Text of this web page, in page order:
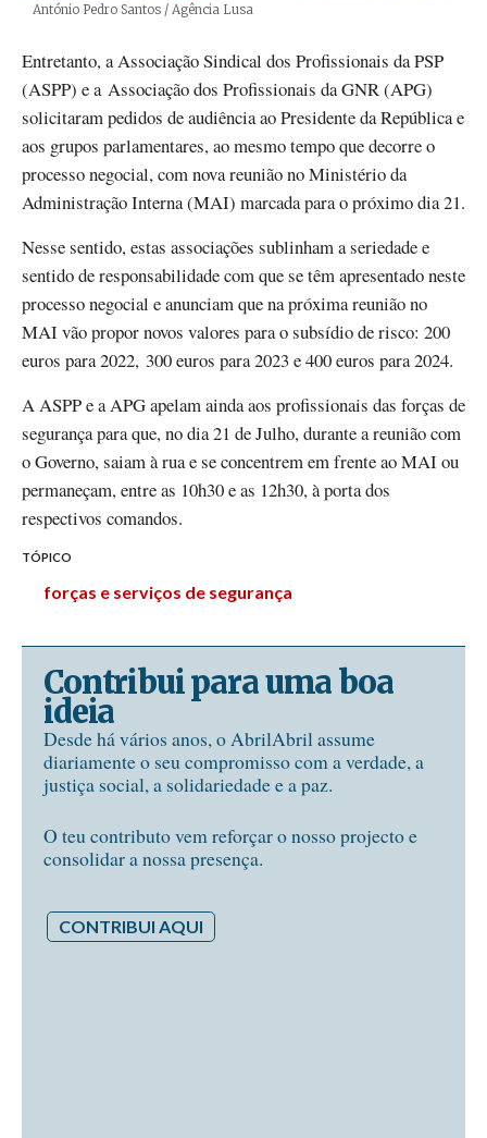
Créditos
António Pedro Santos / Agência Lusa
Entretanto, a Associação Sindical dos Profissionais da PSP
(ASPP) e a Associação dos Profissionais da GNR (APG)
solicitaram pedidos de audiência ao Presidente da República e
aos grupos parlamentares, ao mesmo tempo que decorre o
processo negocial, com nova reunião no Ministério da
Administração Interna (MAI) marcada para o próximo dia 21.
Nesse sentido, estas associações sublinham a seriedade e
sentido de responsabilidade com que se têm apresentado neste
processo negocial e anunciam que na próxima reunião no
MAI vão propor novos valores para o subsídio de risco: 200
euros para 2022, 300 euros para 2023 e 400 euros para 2024.
A ASPP e a APG apelam ainda aos profissionais das forças de
segurança para que, no dia 21 de Julho, durante a reunião com
o Governo, saiam à rua e se concentrem em frente ao MAI ou
permaneçam, entre as 10h30 e as 12h30, à porta dos
respectivos comandos.
TÓPICO
forças e serviços de segurança
Contribui para uma boa
ideia
Desde há vários anos, o AbrilAbril assume
diariamente o seu compromisso com a verdade, a
justiça social, a solidariedade e a paz.
O teu contributo vem reforçar o nosso projecto e
consolidar a nossa presença.
CONTRIBUI AQUI